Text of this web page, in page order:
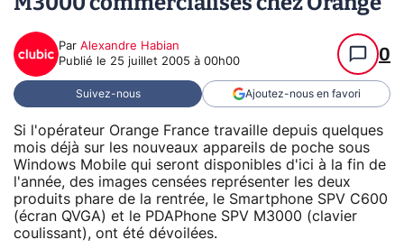
Par Alexandre Habian
Publié le 25 juillet 2005 à 00h00 0
Suivez-nous Ajoutez-nous en favori
Si l'opérateur Orange France travaille depuis quelques
mois déjà sur les nouveaux appareils de poche sous
Windows Mobile qui seront disponibles d'ici à la fin de
l'année, des images censées représenter les deux
produits phare de la rentrée, le Smartphone SPV C600
(écran QVGA) et le PDAPhone SPV M3000 (clavier
coulissant), ont été dévoilées.